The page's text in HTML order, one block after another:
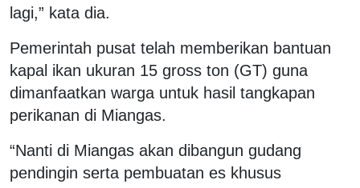
lagi,” kata dia.
Pemerintah pusat telah memberikan bantuan
kapal ikan ukuran 15 gross ton (GT) guna
dimanfaatkan warga untuk hasil tangkapan
perikanan di Miangas.
“Nanti di Miangas akan dibangun gudang
pendingin serta pembuatan es khusus